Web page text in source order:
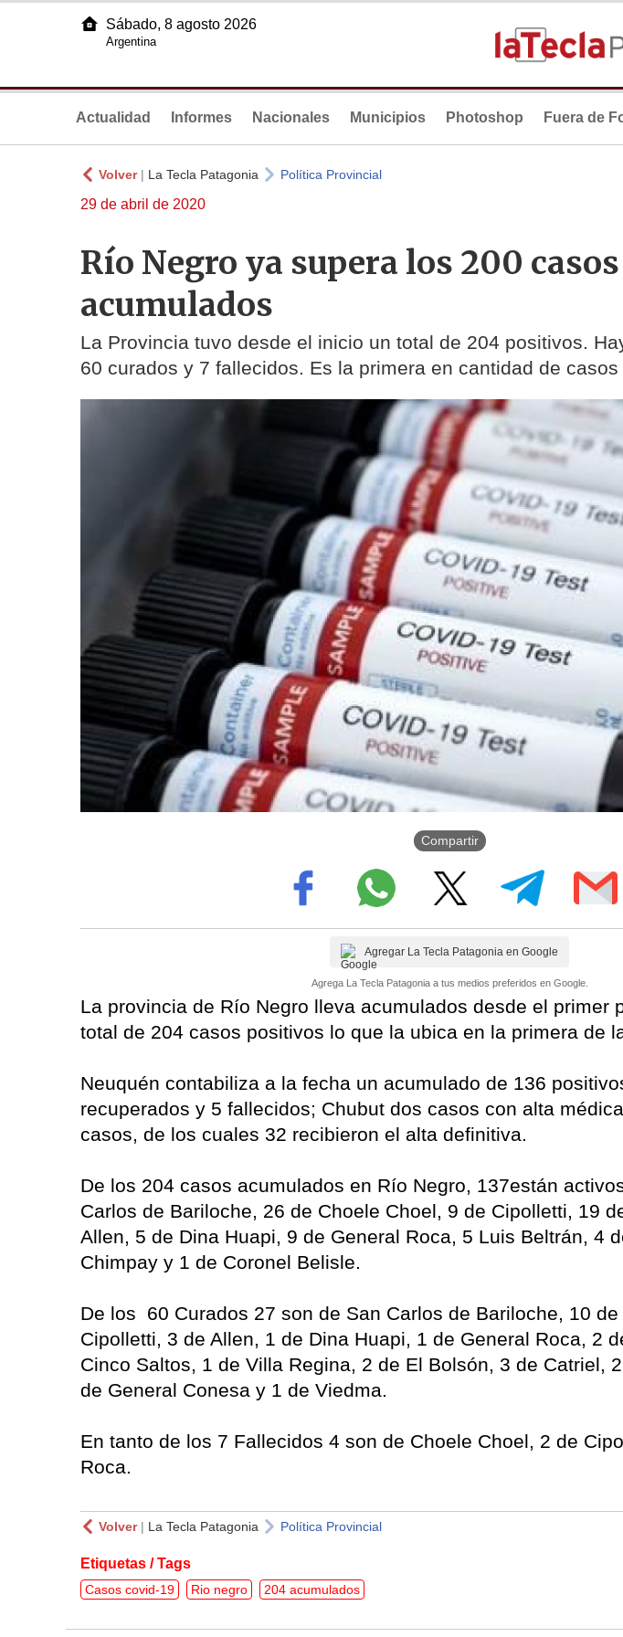
Sábado, 8 agosto 2026
Argentina
Actualidad Informes Nacionales Municipios Photoshop Fuera de
Volver| La Tecla Patagonia Política Provincial
29 de abril de 2020
Río Negro ya supera los 200 casos
acumulados
La Provincia tuvo desde el inicio un total de 204 positivos.
60 curados y 7 fallecidos. Es la primera en cantidad de
Compartir
Agregar La Tecla Patagonia en Google
Agrega La Tecla Patagonia a tus medios preferidos en Google.
La provincia de Río Negro lleva acumulados desde el primer
total de 204 casos positivos lo que la ubica en la primera de
Neuquén contabiliza a la fecha un acumulado de 136
recuperados y 5 fallecidos; Chubut dos casos con alta
casos, de los cuales 32 recibieron el alta definitiva.
De los 204 casos acumulados en Río Negro, 137están
Carlos de Bariloche, 26 de Choele Choel, 9 de Cipolletti, 19
Allen, 5 de Dina Huapi, 9 de General Roca, 5 Luis Beltrán, 4
Chimpay y 1 de Coronel Belisle.
De los 60 Curados 27 son de San Carlos de Bariloche, 10
Cipolletti, 3 de Allen, 1 de Dina Huapi, 1 de General Roca, 2
Cinco Saltos, 1 de Villa Regina, 2 de El Bolsón, 3 de Catriel,
de General Conesa y 1 de Viedma.
En tanto de los 7 Fallecidos 4 son de Choele Choel, 2 de
Roca.
Volver| La Tecla Patagonia Política Provincial
Etiquetas / Tags
Casos covid-19 Rio negro 204 acumulados